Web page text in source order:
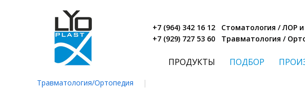
Травматология/Ортопедия |
+7 (964) 342 16 12 Стоматология / ЛОР
+7 (929) 727 53 60 Травматология /
ПРОДУКТЫ ПОДБОР